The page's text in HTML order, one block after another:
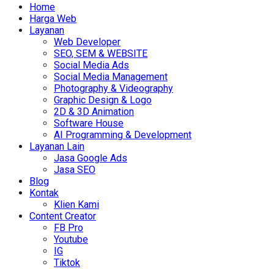
Home
Harga Web
Layanan
Web Developer
SEO, SEM & WEBSITE
Social Media Ads
Social Media Management
Photography & Videography
Graphic Design & Logo
2D & 3D Animation
Software House
AI Programming & Development
Layanan Lain
Jasa Google Ads
Jasa SEO
Blog
Kontak
Klien Kami
Content Creator
FB Pro
Youtube
IG
Tiktok